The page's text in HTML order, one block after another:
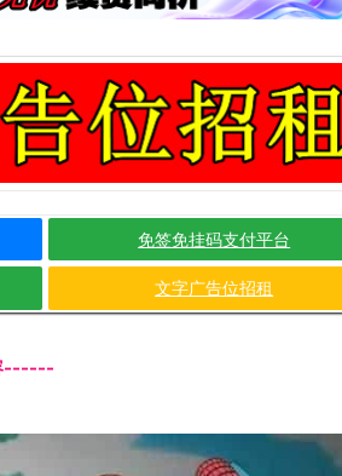
免签免挂码支付平台
文字广告位招租
------